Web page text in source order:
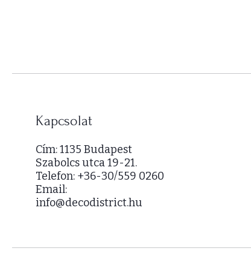
/
z
e
t
é
r
Kapcsolat
Cím: 1135 Budapest
Szabolcs utca 19-21.
Telefon: +36-30/559 0260
Email:
info@decodistrict.hu